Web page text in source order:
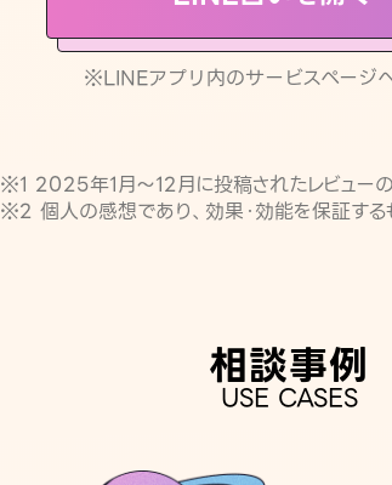
※LINEアプリ内のサービスページ
※1 2025年1月〜12月に投稿されたレビュー
※2 個人の感想であり、効果・効能を保証する
相談事例
USE CASES